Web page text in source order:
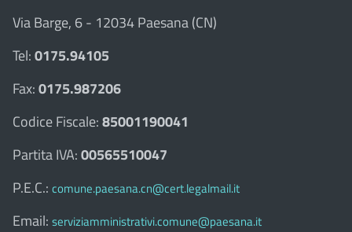
Via Barge, 6 - 12034 Paesana (CN)
Tel:0175.94105
Fax:0175.987206
Codice Fiscale:85001190041
Partita IVA:00565510047
P.E.C.: comune.paesana.cn@cert.legalmail.it
Email: serviziamministrativi.comune@paesana.it